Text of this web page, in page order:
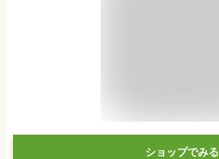
ショップでみる